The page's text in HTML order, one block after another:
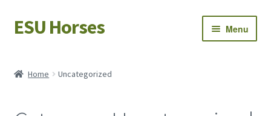
Skip
to
Skip
to
ESU Horses Menu
Home Uncategorized